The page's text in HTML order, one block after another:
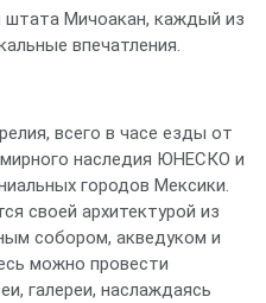
Мичоакан, каждый из
впечатления.
всего в часе езды от
наследия ЮНЕСКО и
городов Мексики.
своей архитектурой из
собором, акведуком и
можно провести
галереи, наслаждаясь